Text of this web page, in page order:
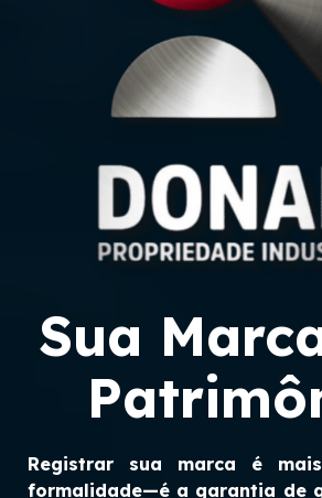
Sua
Registrar sua marca é
formalidade—é a garantia de